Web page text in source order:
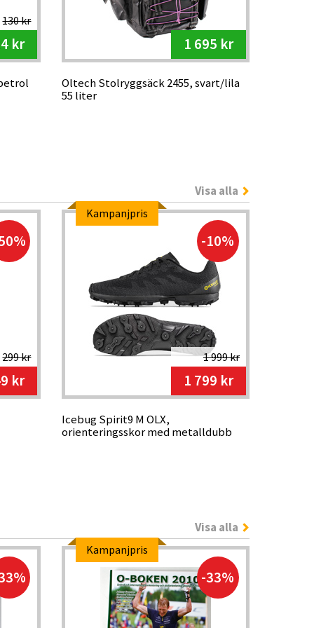
130 kr
kr 1 695 kr
Oltech Stolryggsäck 2455, svart/lila
55 liter
Visa alla
299 kr
kr
Kampanjpris
-10%
1 999 kr
1 799 kr
Icebug Spirit9 M OLX,
orienteringsskor med metalldubb
Visa alla
Kampanjpris
-33%